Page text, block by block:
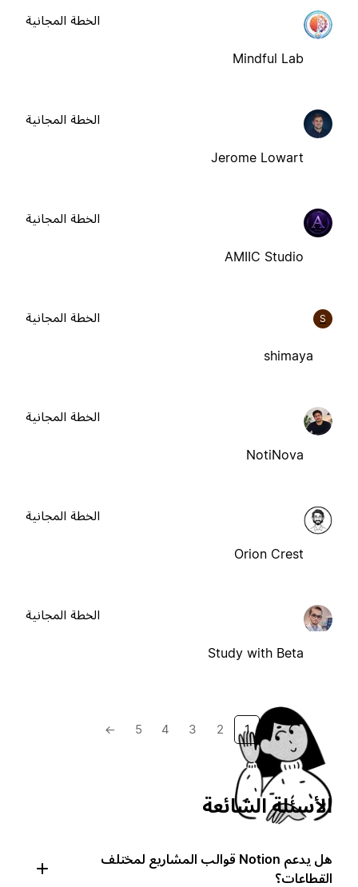
Mindful Lab
الخطة المجانية
Jerome Lowart
الخطة المجانية
AMIIC Studio
الخطة المجانية
S
shimaya
الخطة المجانية
NotiNova
الخطة المجانية
Orion Crest
الخطة المجانية
Study with Beta
الخطة المجانية
1
2
3
4
5
→
الأسئلة الشائعة
هل يدعم Notion قوالب المشاريع لمختلف
القطاعات؟